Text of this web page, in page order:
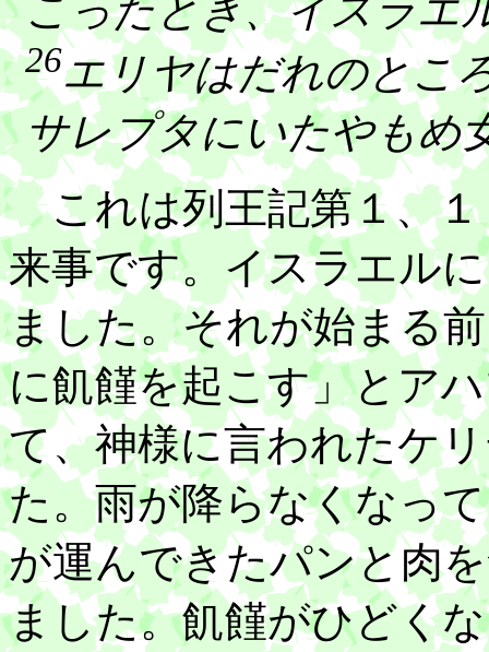
こったとき、イスラエ
26エリヤはだれのとこ
サレプタにいたやもめ
これは列王記第１、１
来事です。イスラエル
ました。それが始まる
に飢饉を起こす」とア
て、神様に言われたケ
た。雨が降らなくなっ
が運んできたパンと肉
ました。飢饉がひどく